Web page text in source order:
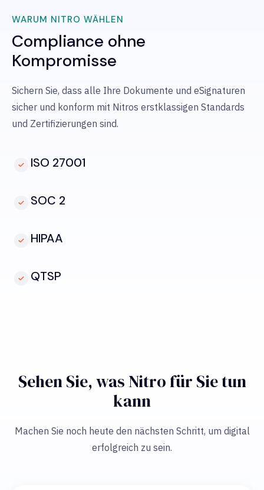
WARUM NITRO WÄHLEN
Compliance ohne
Kompromisse
Sichern Sie, dass alle Ihre Dokumente und eSignaturen
sicher und konform mit Nitros erstklassigen Standards
und Zertifizierungen sind.
ISO 27001
SOC 2
HIPAA
QTSP
Sehen Sie, was Nitro für Sie tun
kann
Machen Sie noch heute den nächsten Schritt, um digital
erfolgreich zu sein.